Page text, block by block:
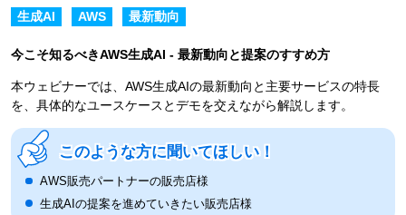
生成AI AWS 最新動向
今こそ知るべきAWS生成AI - 最新動向と提案のすすめ方
本ウェビナーでは、AWS生成AIの最新動向と主要サービスの特長
を、具体的なユースケースとデモを交えながら解説します。
このような方に聞いてほしい！
AWS販売パートナーの販売店様
生成AIの提案を進めていきたい販売店様